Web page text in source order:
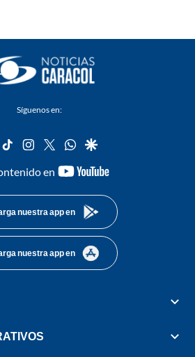
Síguenos en:
tiktok instagram
twitterwhatsapp
google
en
youtube-
nuestra app en
nuestra app en